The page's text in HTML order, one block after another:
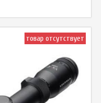
товар отсутствует